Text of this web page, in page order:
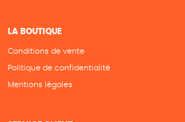
LA BOUTIQUE
Conditions de vente
Politique de confidentialité
Mentions légales